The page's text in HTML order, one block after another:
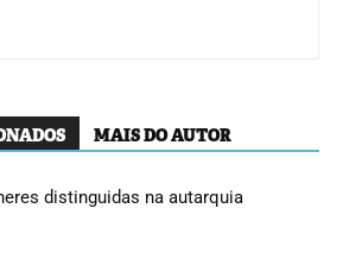
MAIS DO AUTOR
distinguidas na autarquia